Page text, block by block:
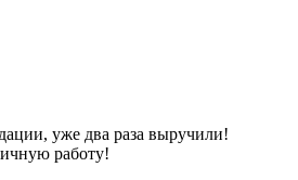
уже два раза выручили!
работу!